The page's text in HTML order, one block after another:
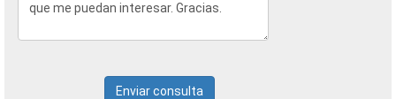
Enviar consulta